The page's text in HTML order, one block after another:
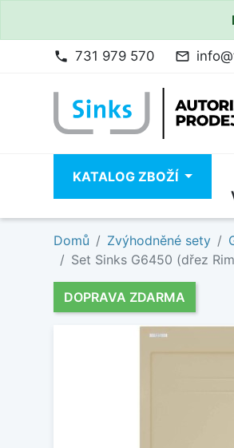
phone 731 979 570 mail_outline
KATALOG ZBOŽÍ
Domů Zvýhodněné sety
Set Sinks G6450 (dřez
DOPRAVA ZDARMA